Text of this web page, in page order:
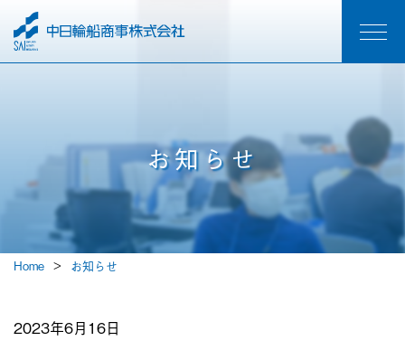
お知らせ
Home お知らせ
2023年6月16日